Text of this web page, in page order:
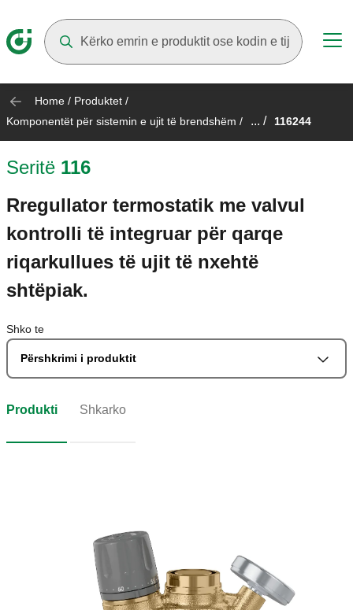
Home / Produktet /
Komponentët për sistemin e ujit të brendshëm / ... / 116244
Seritë 116
Rregullator termostatik me valvul
kontrolli të integruar për qarqe
riqarkullues të ujit të nxehtë
shtëpiak.
Shko te
Përshkrimi i produktit
Produkti Shkarko